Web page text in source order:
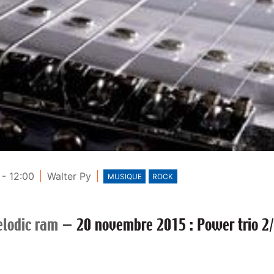
12:00 Walter Py MUSIQUE ROCK
ram — 20 novembre 2015 : Power trio